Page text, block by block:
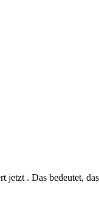
. Das bedeutet,